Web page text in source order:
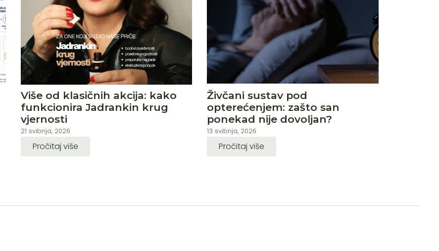
Više od klasičnih akcija: kako
funkcionira Jadrankin krug
vjernosti
21 svibnja, 2026
Pročitaj više
Živčani sustav pod
opterećenjem: zašto san
ponekad nije dovoljan?
13 svibnja, 2026
Pročitaj više